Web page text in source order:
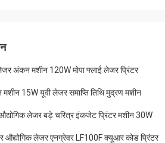
अंकन मशीन 120W मोपा फ्लाई लेजर प्रिंटर
15W यूवी लेजर समाप्ति तिथि मुद्रण मशीन
लेजर बड़े चरित्र इंकजेट प्रिंटर मशीन 30W
औद्योगिक लेजर एनग्रेवर LF100F क्यूआर कोड प्रिंटर